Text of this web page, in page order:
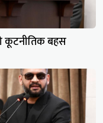
कूटनीतिक बहस